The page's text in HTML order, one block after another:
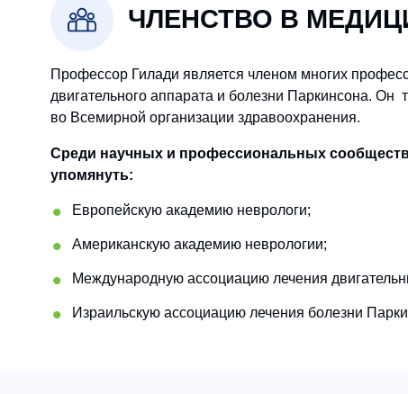
ЧЛЕНСТВО В
Профессор Гилади является членом многих
двигательного аппарата и болезни Паркинсона. Он
во Всемирной организации здравоохранения.
Среди научных и профессиональных
упомянуть:
Европейскую академию неврологи;
Американскую академию неврологии;
Международную ассоциацию лечения
Израильскую ассоциацию лечения болезни